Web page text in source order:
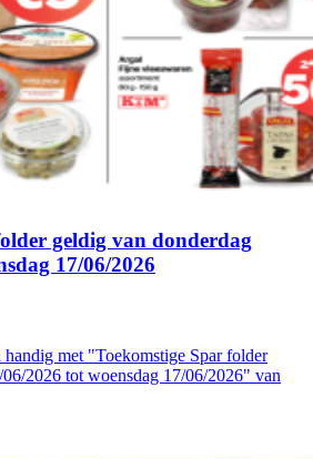
geldig van donderdag
17/06/2026
met "Toekomstige Spar folder
2026 tot woensdag 17/06/2026" van